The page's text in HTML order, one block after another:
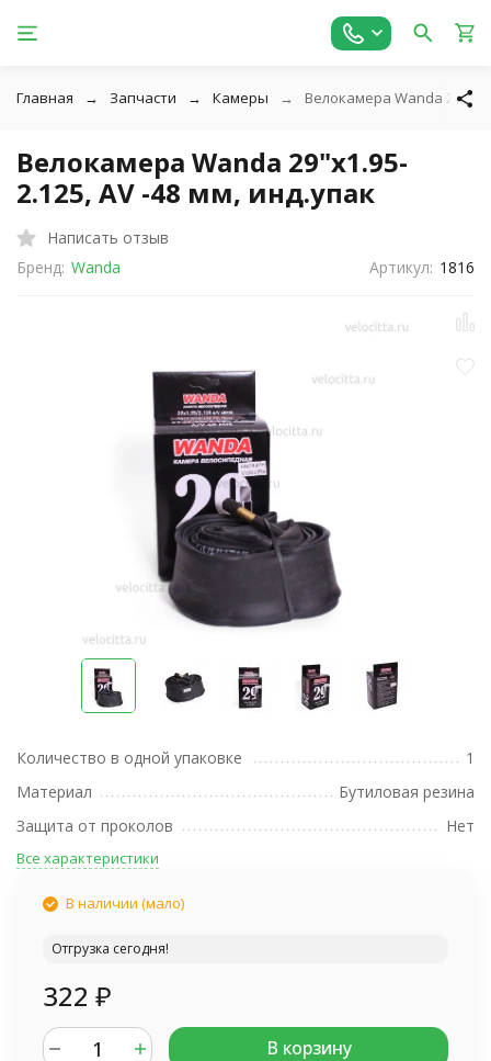
Главная Запчасти Камеры Велокамера Wanda
Велокамера Wanda 29"x1.95-
2.125, AV -48 мм, инд.упак
Написать отзыв
Бренд: Wanda Артикул: 1816
Количество в одной упаковке
1
Материал
Бутиловая резина
Защита от проколов
Нет
Все характеристики
В наличии (мало)
Отгрузка сегодня!
322 ₽
В корзину